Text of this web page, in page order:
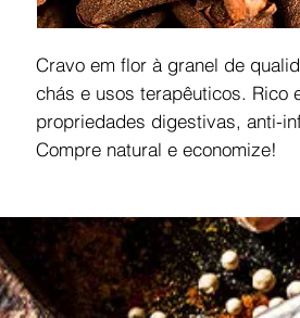
Cravo em flor à granel de
chás e usos terapêuticos. Rico
propriedades digestivas, anti-
Compre natural e economize!